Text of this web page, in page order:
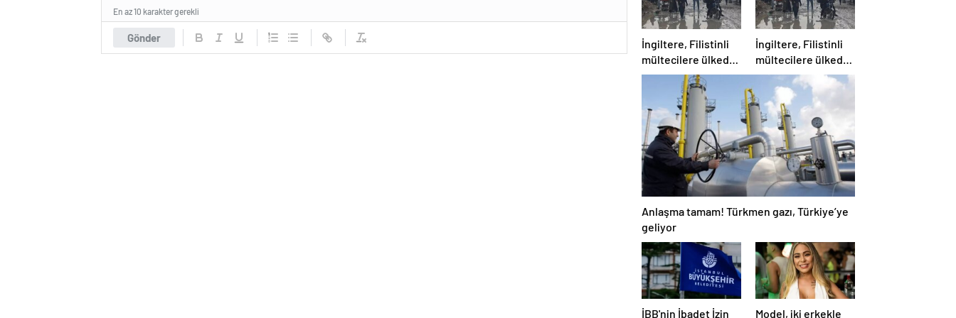
Gönder
En az 10 karakter gerekli
İngiltere, Filistinli
mültecilere ülkede
yaşama hakkı tanıdı
İngiltere, Filistinli
mültecilere ülkede
yaşama hakkı tanıdı
Anlaşma tamam! Türkmen gazı, Türkiye’ye
geliyor
İBB'nin İbadet İzin Model, iki erkekle